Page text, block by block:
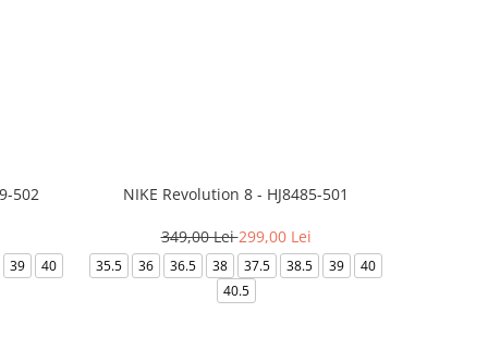
502
39 40
NIKE Revolution 8 - HJ8485-501
349,00 Lei299,00 Lei
35.5 36 36.5 38 37.5 38.5 39
40
40.5